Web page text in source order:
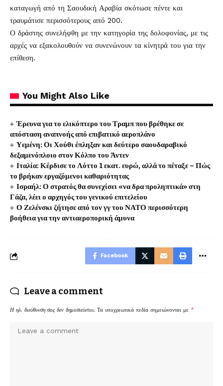
καταγωγή από τη Σαουδική Αραβία σκότωσε πέντε και
τραυμάτισε περισσότερους από 200.
Ο δράστης συνελήφθη με την κατηγορία της δολοφονίας, με τις
αρχές να εξακολουθούν να συνενώνουν τα κίνητρά του για την
επίθεση.
You Might Also Like
Έρευνα για το ελικόπτερο του Τραμπ που βρέθηκε σε
απόσταση αναπνοής από επιβατικό αεροπλάνο
Υεμένη: Οι Χούθι έπληξαν και δεύτερο σαουδαραβικό
δεξαμενόπλοιο στον Κόλπο του Άντεν
Ιταλία: Κέρδισε το Λόττο 1 εκατ. ευρώ, αλλά το πέταξε – Πώς
το βρήκαν εργαζόμενοι καθαριότητας
Ισραήλ: Ο στρατός θα συνεχίσει «να δρα προληπτικά» στη
Γάζα, λέει ο αρχηγός του γενικού επιτελείου
Ο Ζελένσκι ζήτησε από τον γγ του ΝΑΤΟ περισσότερη
βοήθεια για την αντιαεροπορική άμυνα
Facebook
Leave a comment
Η ηλ. διεύθυνση σας δεν δημοσιεύεται. Τα υποχρεωτικά πεδία σημειώνονται με *